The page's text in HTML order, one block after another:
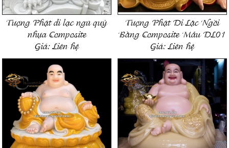
Tượng Phật di lạc ngũ quỷ
nhựa Composite
Giá:Liên hệ
Tượng Phật Di Lặc Ngồi
Bằng Composite Mẫu DL01
Giá:Liên hệ